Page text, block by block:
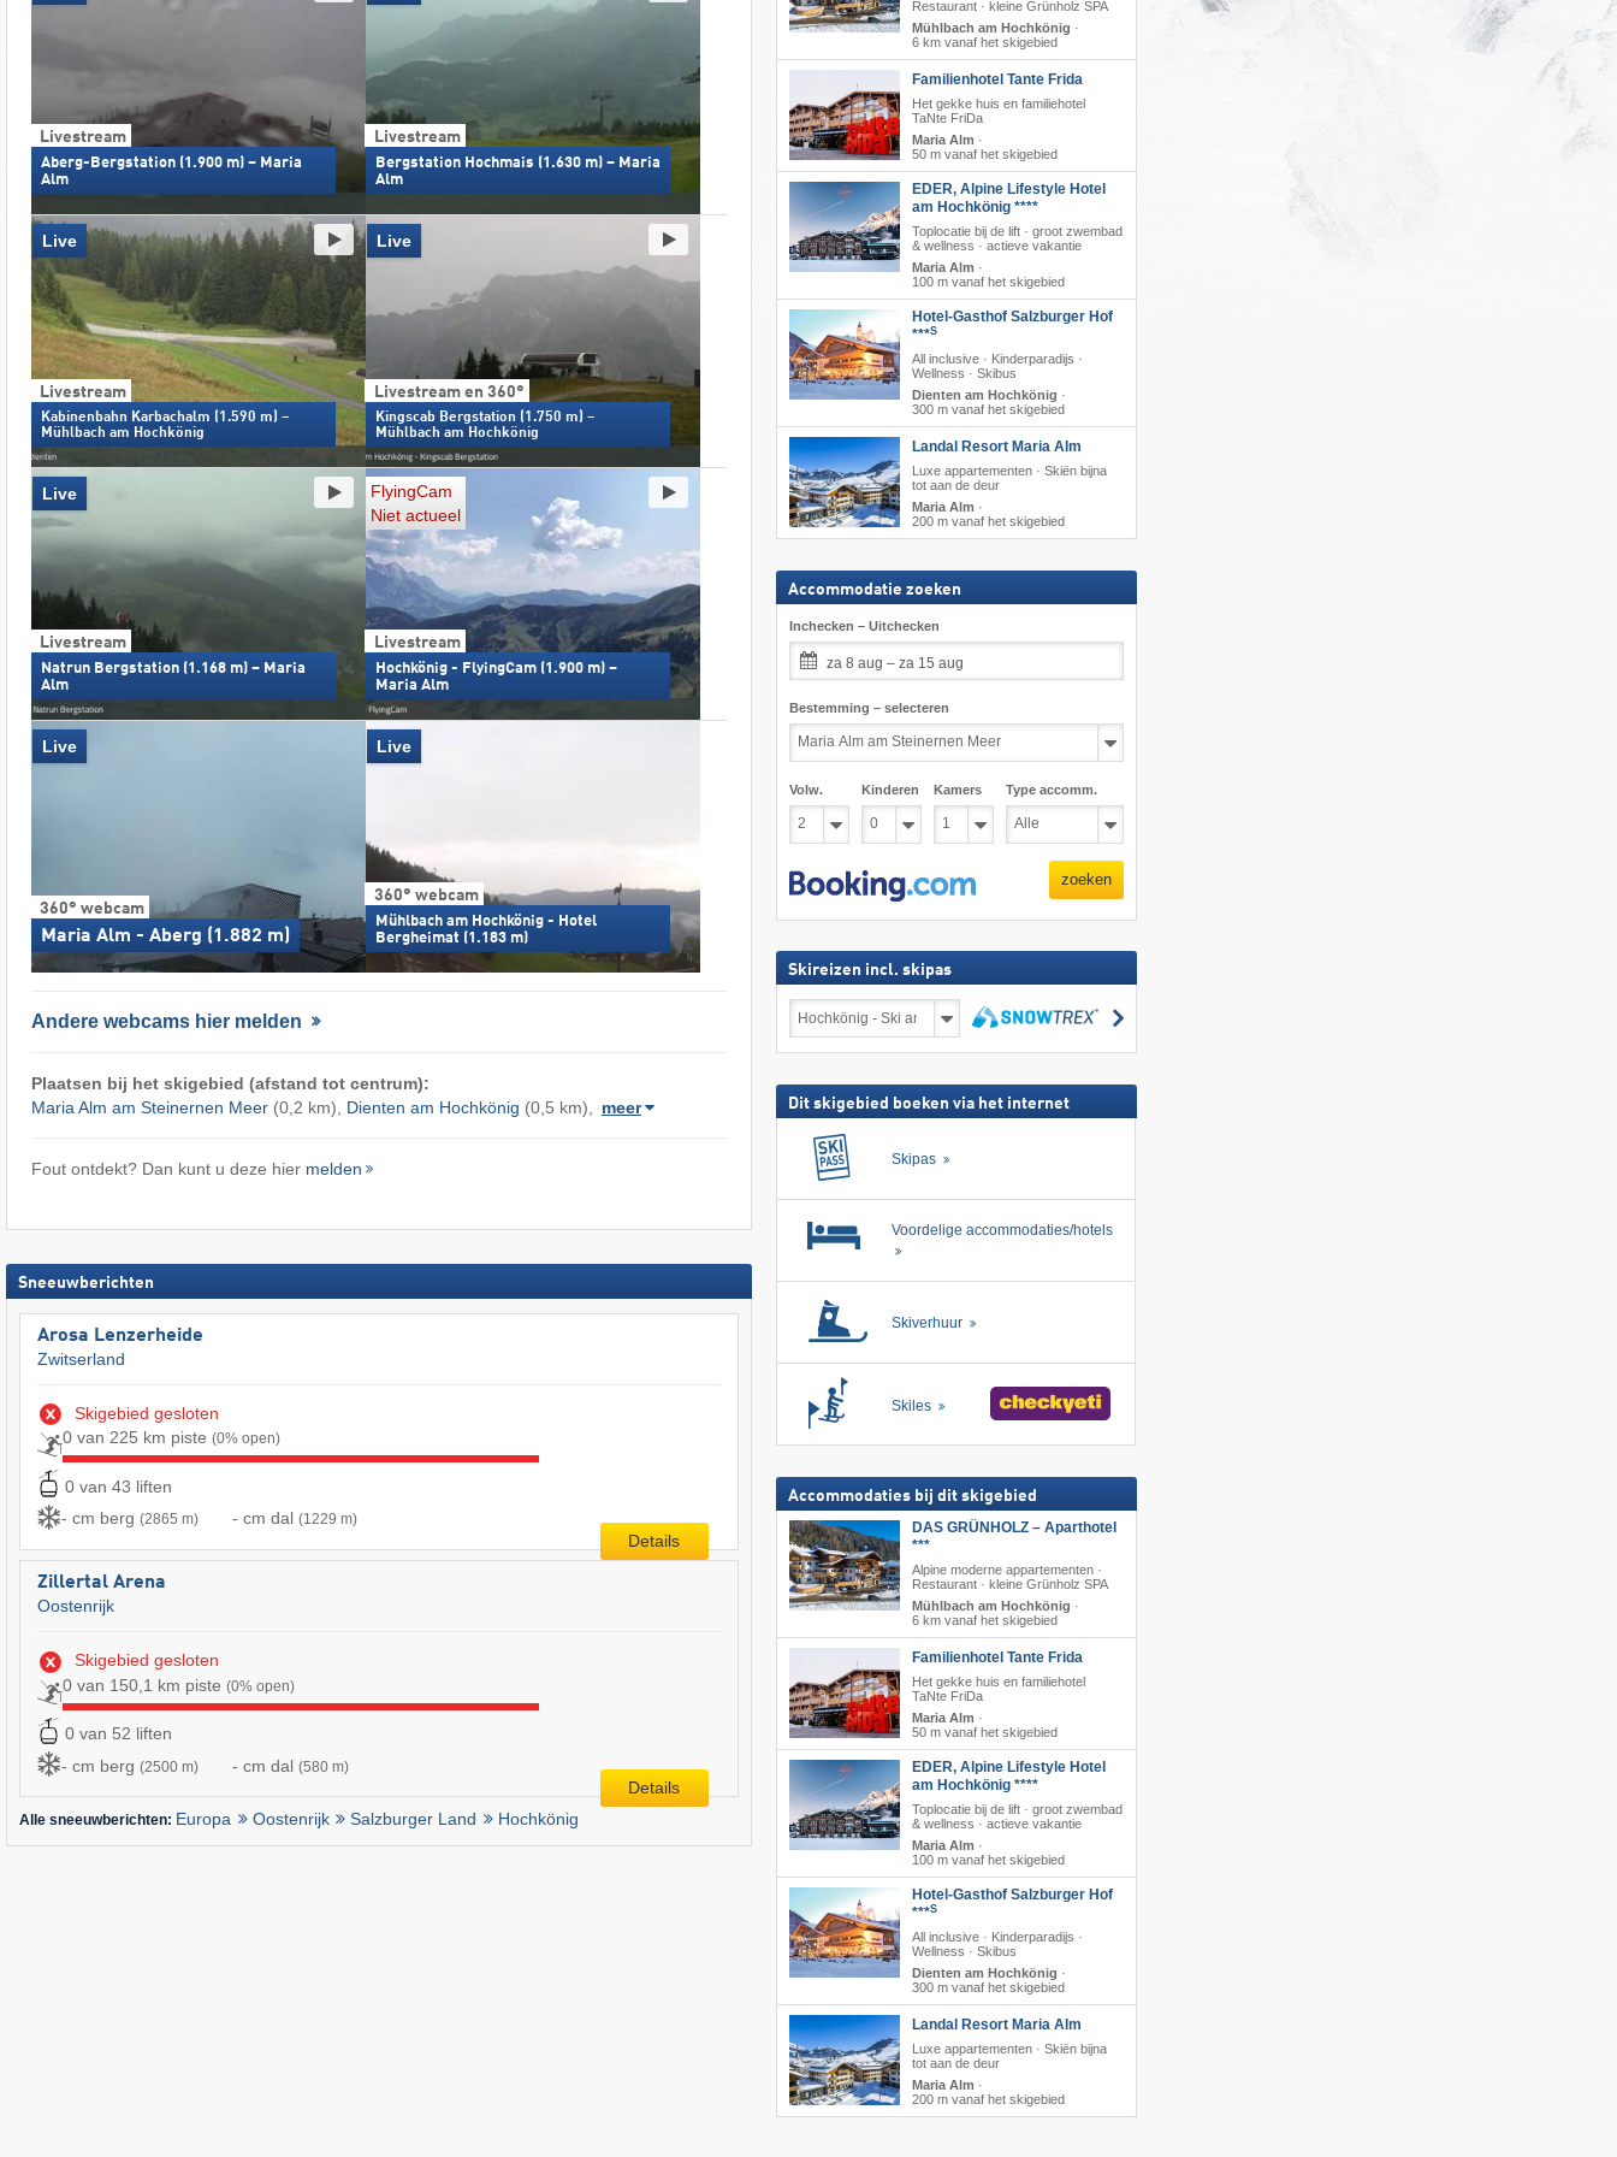
Livestream
Aberg-Bergstation (1.900 m) – Maria
Alm
Livestream
Bergstation Hochmais (1.630 m) – Maria
Alm
Livestream
Kabinenbahn Karbachalm (1.590 m) –
Mühlbach am Hochkönig
Live
Livestream en 360°
Kingscab Bergstation (1.750 m) –
Mühlbach am Hochkönig
Live
Livestream
Natrun Bergstation (1.168 m) – Maria
Alm
Live
FlyingCam
Niet actueel
Livestream
Hochkönig - FlyingCam (1.900 m) –
Maria Alm
360° webcam
Maria Alm - Aberg (1.882 m)
Live
360° webcam
Mühlbach am Hochkönig - Hotel
Bergheimat (1.183 m)
Live
Andere webcams hier melden
Plaatsen bij het skigebied (afstand tot centrum):
Maria Alm am Steinernen Meer(0,2 km), Dienten am Hochkönig (0,5 km), meer
Fout ontdekt? Dan kunt u deze hier melden
Sneeuwberichten
Arosa Lenzerheide
Zwitserland
Skigebied gesloten
0 van 225 km piste (0% open)
0 van 43 liften
- cm berg (2865 m) - cm dal (1229 m)
Details
Zillertal Arena
Oostenrijk
Skigebied gesloten
0 van 150,1 km piste (0% open)
0 van 52 liften
- cm berg (2500 m) - cm dal (580 m)
Details
Alle sneeuwberichten: Europa Oostenrijk Salzburger Land Hochkönig
Restaurant · kleine Grünholz SPA
Mühlbach am Hochkönig ·
6 km vanaf het skigebied
Familienhotel Tante Frida
Het gekke huis en familiehotel
TaNte FriDa
Maria Alm ·
50 m vanaf het skigebied
EDER, Alpine Lifestyle Hotel
am Hochkönig ****
Toplocatie bij de lift · groot zwembad
& wellness · actieve vakantie
Maria Alm ·
100 m vanaf het skigebied
Hotel-Gasthof Salzburger Hof
***S
All inclusive · Kinderparadijs ·
Wellness · Skibus
Dienten am Hochkönig ·
300 m vanaf het skigebied
Landal Resort Maria Alm
Luxe appartementen · Skiën bijna
tot aan de deur
Maria Alm ·
200 m vanaf het skigebied
Accommodatie zoeken
Inchecken – Uitchecken
za 8 aug – za 15 aug
Bestemming – selecteren
Volw. Kinderen Kamers Type accomm.
zoeken
Skireizen incl. skipas
incl.
zoeken
Dit skigebied boeken via het internet
Skipas
Voordelige accommodaties/hotels
Skiverhuur
Skiles
Accommodaties bij dit skigebied
DAS GRÜNHOLZ – Aparthotel
***
Alpine moderne appartementen ·
Restaurant · kleine Grünholz SPA
Mühlbach am Hochkönig ·
6 km vanaf het skigebied
Familienhotel Tante Frida
Het gekke huis en familiehotel
TaNte FriDa
Maria Alm ·
50 m vanaf het skigebied
EDER, Alpine Lifestyle Hotel
am Hochkönig ****
Toplocatie bij de lift · groot zwembad
& wellness · actieve vakantie
Maria Alm ·
100 m vanaf het skigebied
Hotel-Gasthof Salzburger Hof
***S
All inclusive · Kinderparadijs ·
Wellness · Skibus
Dienten am Hochkönig ·
300 m vanaf het skigebied
Landal Resort Maria Alm
Luxe appartementen · Skiën bijna
tot aan de deur
Maria Alm ·
200 m vanaf het skigebied